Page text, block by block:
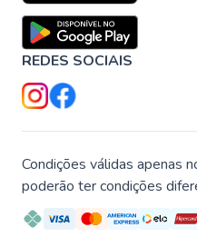
REDES SOCIAIS
Condições válidas apenas
poderão ter condições